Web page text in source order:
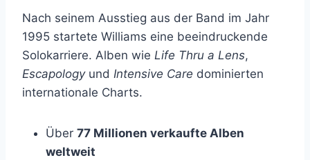
Nach seinem Ausstieg aus der Band im Jahr
1995 startete Williams eine beeindruckende
Solokarriere. Alben wie Life Thru a Lens,
Escapologyund Intensive Care dominierten
internationale Charts.
Über 77 Millionen verkaufte Alben
weltweit